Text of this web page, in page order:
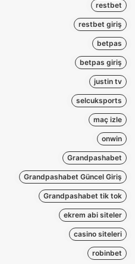
restbet
restbet giriş
betpas
betpas giriş
justin tv
selcuksports
maç izle
onwin
Grandpashabet
Grandpashabet Güncel Giriş
Grandpashabet tik tok
ekrem abi siteler
casino siteleri
robinbet